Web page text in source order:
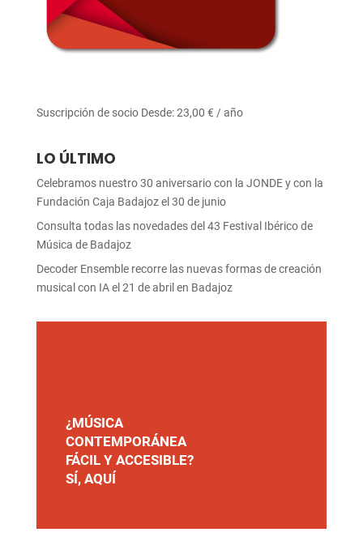
Suscripción de socio Desde:23,00 € / año
LO ÚLTIMO
Celebramos nuestro 30 aniversario con la JONDE y con la
Fundación Caja Badajoz el 30 de junio
Consulta todas las novedades del 43 Festival Ibérico de
Música de Badajoz
Decoder Ensemble recorre las nuevas formas de creación
musical con IA el 21 de abril en Badajoz
¿MÚSICA
CONTEMPORÁNEA
FÁCIL Y ACCESIBLE?
SÍ, AQUÍ